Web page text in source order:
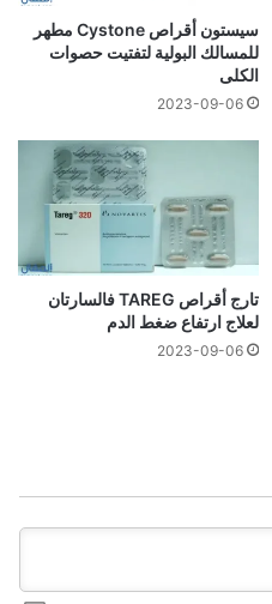
سيستون أقراص Cystone مطهر
للمسالك البولية لتفتيت حصوات
الكلى
2023-09-06
تارج أقراص TAREG فالسارتان
لعلاج ارتفاع ضغط الدم
2023-09-06